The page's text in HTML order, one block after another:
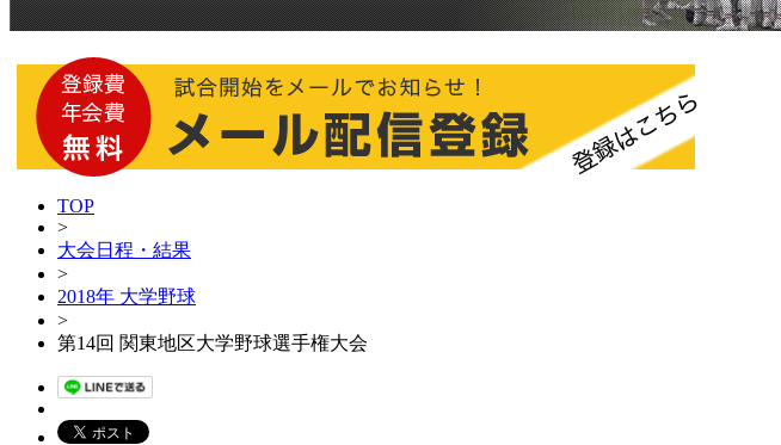
TOP
>
大会日程・結果
>
2018年 大学野球
>
第14回 関東地区大学野球選手権大会